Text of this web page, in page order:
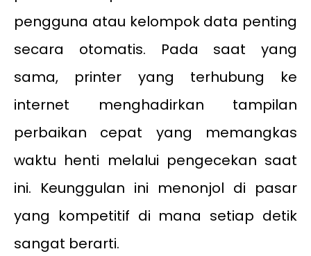
pengguna atau kelompok data penting
secara otomatis. Pada saat yang
sama, printer yang terhubung ke
internet menghadirkan tampilan
perbaikan cepat yang memangkas
waktu henti melalui pengecekan saat
ini. Keunggulan ini menonjol di pasar
yang kompetitif di mana setiap detik
sangat berarti.